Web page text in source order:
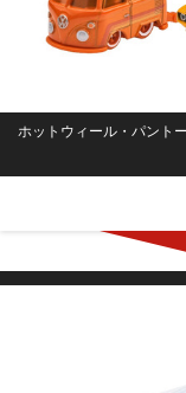
ホットウィール・パント